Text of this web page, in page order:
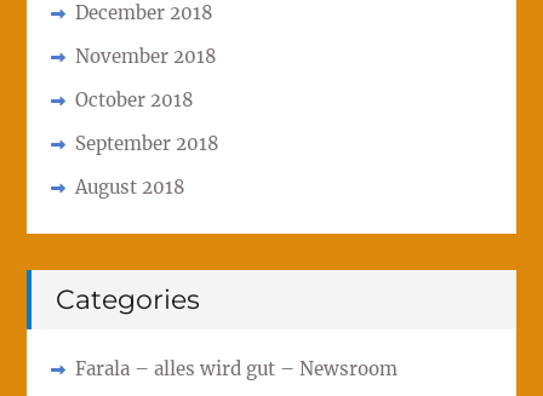
December 2018
November 2018
October 2018
September 2018
August 2018
Categories
Farala – alles wird gut – Newsroom